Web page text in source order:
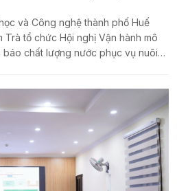
ứng dụng Hue-S
và Công nghệ thành phố Huế
Trà tổ chức Hội nghị Vận hành mô
báo chất lượng nước phục vụ nuôi